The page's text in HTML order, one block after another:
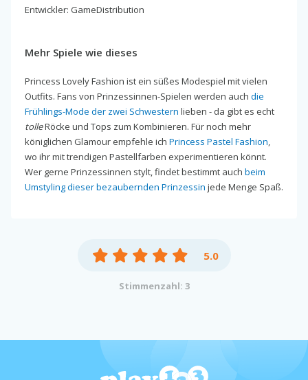
Entwickler: GameDistribution
Mehr Spiele wie dieses
Princess Lovely Fashion ist ein süßes Modespiel mit vielen
Outfits. Fans von Prinzessinnen-Spielen werden auch die
Frühlings-Mode der zwei Schwestern lieben - da gibt es echt
tolleRöcke und Tops zum Kombinieren. Für noch mehr
königlichen Glamour empfehle ich Princess Pastel Fashion,
wo ihr mit trendigen Pastellfarben experimentieren könnt.
Wer gerne Prinzessinnen stylt, findet bestimmt auch beim
Umstyling dieser bezaubernden Prinzessin jede Menge Spaß.
5.0
Stimmenzahl: 3